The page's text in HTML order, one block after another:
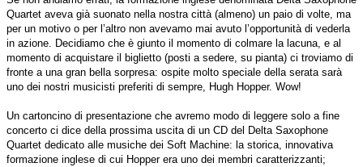
Quartet aveva già suonato nella nostra città (almeno) un paio di volte, ma
per un motivo o per l’altro non avevamo mai avuto l’opportunità di vederla
in azione. Decidiamo che è giunto il momento di colmare la lacuna, e al
momento di acquistare il biglietto (posti a sedere, su pianta) ci troviamo di
fronte a una gran bella sorpresa: ospite molto speciale della serata sarà
uno dei nostri musicisti preferiti di sempre, Hugh Hopper. Wow!
Un cartoncino di presentazione che avremo modo di leggere solo a fine
concerto ci dice della prossima uscita di un CD del Delta Saxophone
Quartet dedicato alle musiche dei Soft Machine: la storica, innovativa
formazione inglese di cui Hopper era uno dei membri caratterizzanti;